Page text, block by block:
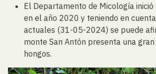
El Departamento de Micología inició
en el año 2020 y teniendo en
actuales (31-05-2024) se puede
monte San Antón presenta una
hongos.